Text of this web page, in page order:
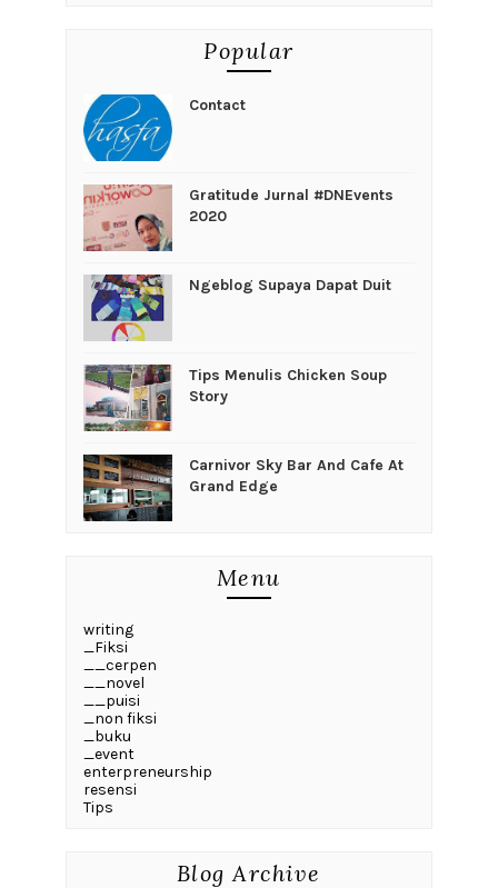
Popular
Contact
Gratitude Jurnal #DNEvents
2020
Ngeblog Supaya Dapat Duit
Tips Menulis Chicken Soup
Story
Carnivor Sky Bar And Cafe At
Grand Edge
Menu
writing
_Fiksi
__cerpen
__novel
__puisi
_non fiksi
_buku
_event
enterpreneurship
resensi
Tips
Blog Archive